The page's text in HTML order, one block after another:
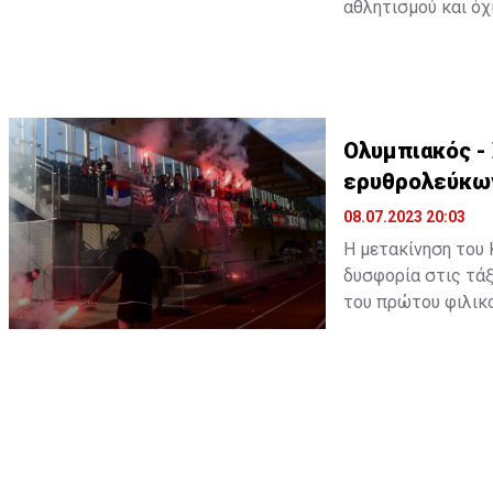
αθλητισμού και
πιστεύει εκείνος
ότι μπορεί να
Πήρε μια
οικογένεια του. Ο
Ολυμπιακός
08.07.2023 20:03
Η μετακίνηση
δυσφορία στις
του πρώτου